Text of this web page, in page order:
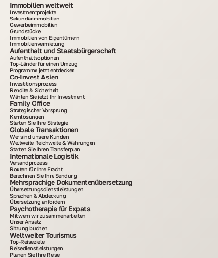
Immobilien weltweit
Investmentprojekte
Sekundärimmobilien
Gewerbeimmobilien
Grundstücke
Immobilien von Eigentümern
Immobilienvermietung
Aufenthalt und Staatsbürgerschaft
Aufenthaltsoptionen
Top-Länder für einen Umzug
Programme jetzt entdecken
Co-Invest Asien
Investitionsprozess
Rendite & Sicherheit
Wählen Sie jetzt Ihr Investment
Family Office
Strategischer Vorsprung
Kernlösungen
Starten Sie Ihre Strategie
Globale Transaktionen
Wer sind unsere Kunden
Weltweite Reichweite & Währungen
Starten Sie Ihren Transferplan
Internationale Logistik
Versandprozess
Routen für Ihre Fracht
Berechnen Sie Ihre Sendung
Mehrsprachige Dokumentenübersetzung
Übersetzungsdienstleistungen
Sprachen & Abdeckung
Übersetzung anfordern
Psychotherapie für Expats
Mit wem wir zusammenarbeiten
Unser Ansatz
Sitzung buchen
Weltweiter Tourismus
Top-Reiseziele
Reisedienstleistungen
Planen Sie Ihre Reise